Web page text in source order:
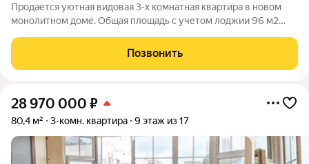
Продается уютная видовая 3-х комнатная квартира в новом
монолитном доме. Общая площадь с учетом лоджии 96 м2
этажного дома постройки 2022 года по адресу: Москва,
Онежская улица, 31 к1. Квартира
Позвонить
28 970 000 ₽
80,4 м² 3-комн. квартира 9 этаж из 17